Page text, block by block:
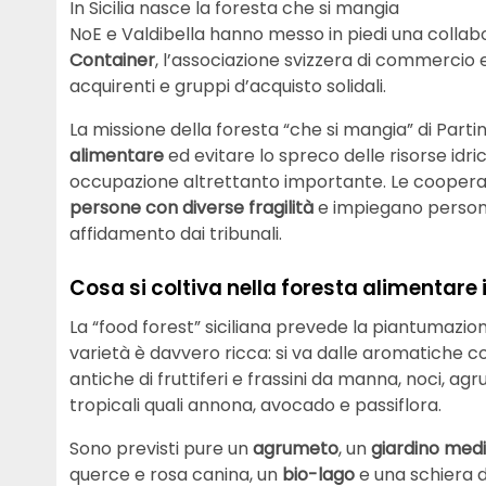
In Sicilia nasce la foresta che si mangia
NoE e Valdibella hanno messo in piedi una
Container, l’associazione svizzera di
acquirenti e gruppi d’acquisto solidali.
La missione della foresta “che si mangia” di
alimentareed evitare lo spreco delle risorse
occupazione altrettanto importante. Le
persone con diverse fragilitàe impiegano
affidamento dai tribunali.
Cosa si coltiva nella foresta alimentare
La “food forest” siciliana prevede la
varietà è davvero ricca: si va dalle aromatiche
antiche di fruttiferi e frassini da manna, noci,
tropicali quali annona, avocado e passiflora.
Sono previsti pure unagrumeto, ungiardino
querce e rosa canina, un bio-lagoe una schiera